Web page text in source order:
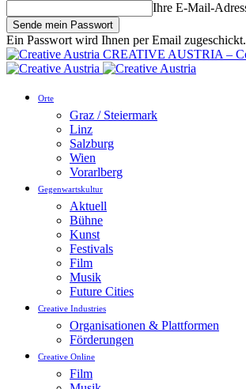
Ihre E-Mail-
Ein Passwort wird Ihnen per Email zugeschickt.
CREATIVE AUSTRIA –
Orte
Graz / Steiermark
Linz
Salzburg
Wien
Vorarlberg
Gegenwartskultur
Aktuell
Bühne
Kunst
Festivals
Film
Musik
Future Cities
Creative Industries
Organisationen & Plattformen
Förderungen
Creative Online
Film